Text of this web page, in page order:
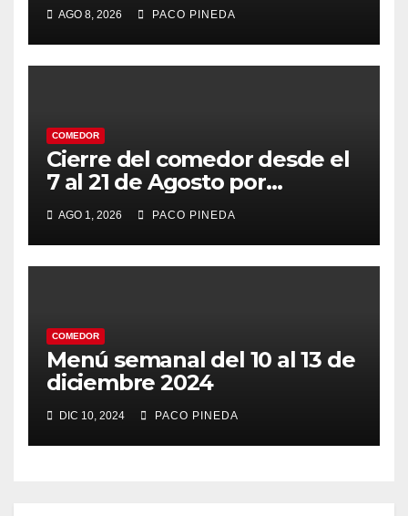
AGO 8, 2026 PACO PINEDA
COMEDOR
Cierre del comedor desde el
7 al 21 de Agosto por
vacaciones
AGO 1, 2026 PACO PINEDA
COMEDOR
Menú semanal del 10 al 13 de
diciembre 2024
DIC 10, 2024 PACO PINEDA